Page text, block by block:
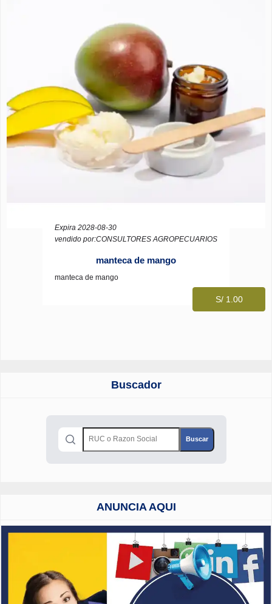
Expira 2028-08-30
vendido por:CONSULTORES AGROPECUARIOS
manteca de mango
manteca de mango
S/ 1.00
Buscador
ANUNCIA AQUI